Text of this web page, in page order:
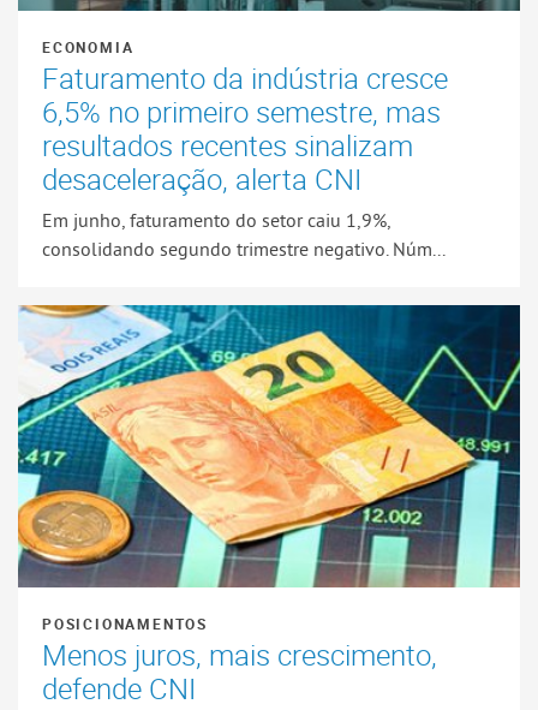
ECONOMIA
Faturamento da indústria cresce
6,5% no primeiro semestre, mas
resultados recentes sinalizam
desaceleração, alerta CNI
Em junho, faturamento do setor caiu 1,9%,
consolidando segundo trimestre negativo. Núm...
POSICIONAMENTOS
Menos juros, mais crescimento,
defende CNI